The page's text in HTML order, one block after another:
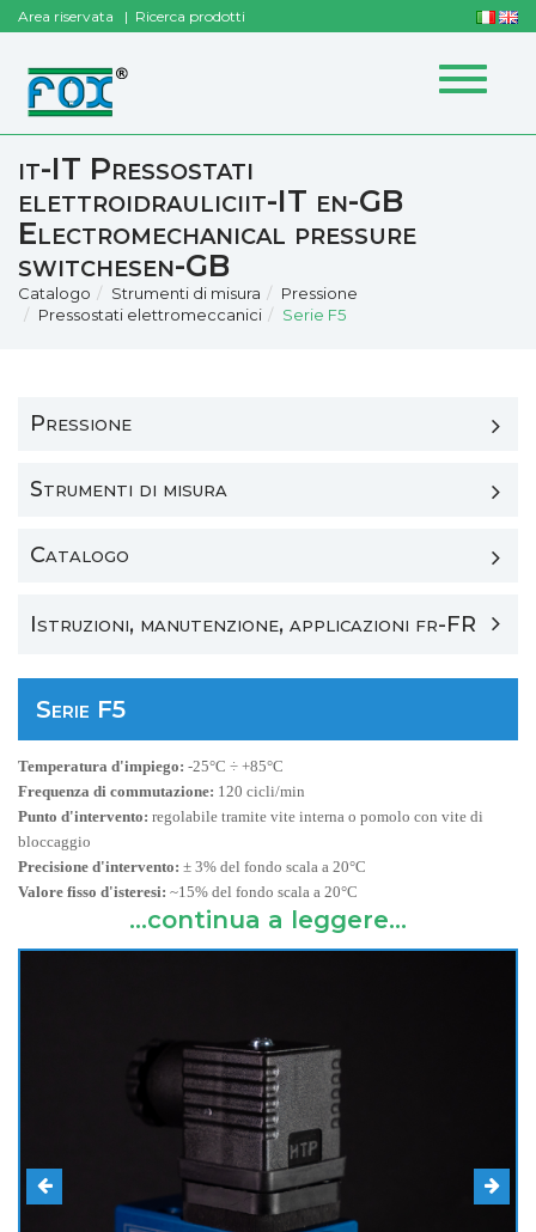
Area riservata Ricerca prodotti
Toggle
it-IT Pressostati
elettroidrauliciit-IT en-GB
Electromechanical pressure
switchesen-GB
Catalogo Strumenti di misura
Pressione
Pressostati elettromeccanici
Serie F5
Pressione
Strumenti di misura
Catalogo
Istruzioni, manutenzione, applicazioni fr-FR
Serie F5
Temperatura d'impiego: -25°C ÷ +85°C
Frequenza di commutazione: 120 cicli/min
Punto d'intervento: regolabile tramite vite interna o pomolo con vite di
bloccaggio
Precisione d'intervento: ± 3% del fondo scala a 20°C
Valore fisso d'isteresi: ~15% del fondo scala a 20°C
...continua a leggere...